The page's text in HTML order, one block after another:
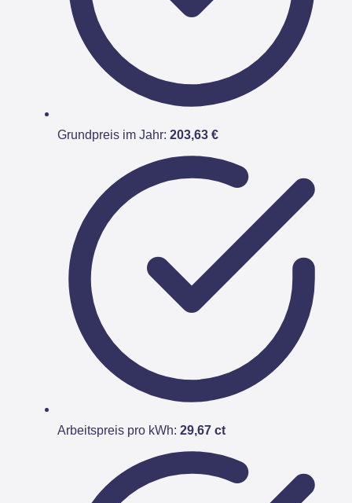
Grundpreis im Jahr: 203,63 €
Arbeitspreis pro kWh: 29,67 ct